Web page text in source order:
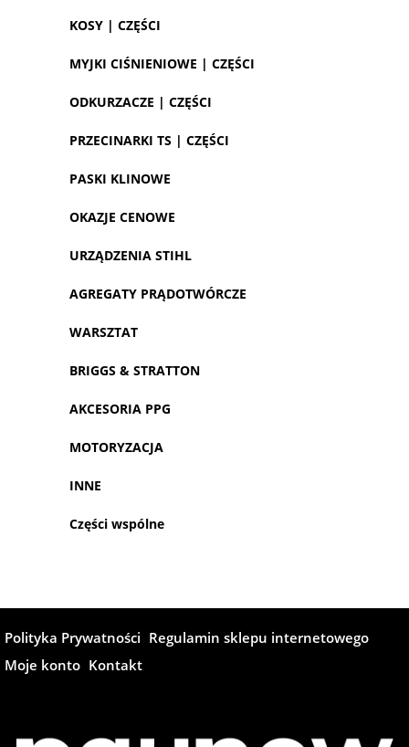
KOSY | CZĘŚCI
MYJKI CIŚNIENIOWE | CZĘŚCI
ODKURZACZE | CZĘŚCI
PRZECINARKI TS | CZĘŚCI
PASKI KLINOWE
OKAZJE CENOWE
URZĄDZENIA STIHL
AGREGATY PRĄDOTWÓRCZE
WARSZTAT
BRIGGS & STRATTON
AKCESORIA PPG
MOTORYZACJA
INNE
Części wspólne
Polityka Prywatności Regulamin sklepu internetowego
Moje konto Kontakt